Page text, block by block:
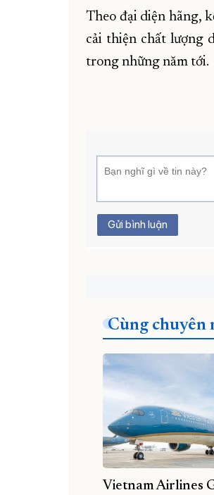
Theo đại diện hãng,
cải thiện chất lượng
trong những năm tới.
Gửi bình luận
Cùng chuyên
Vietnam Airlines